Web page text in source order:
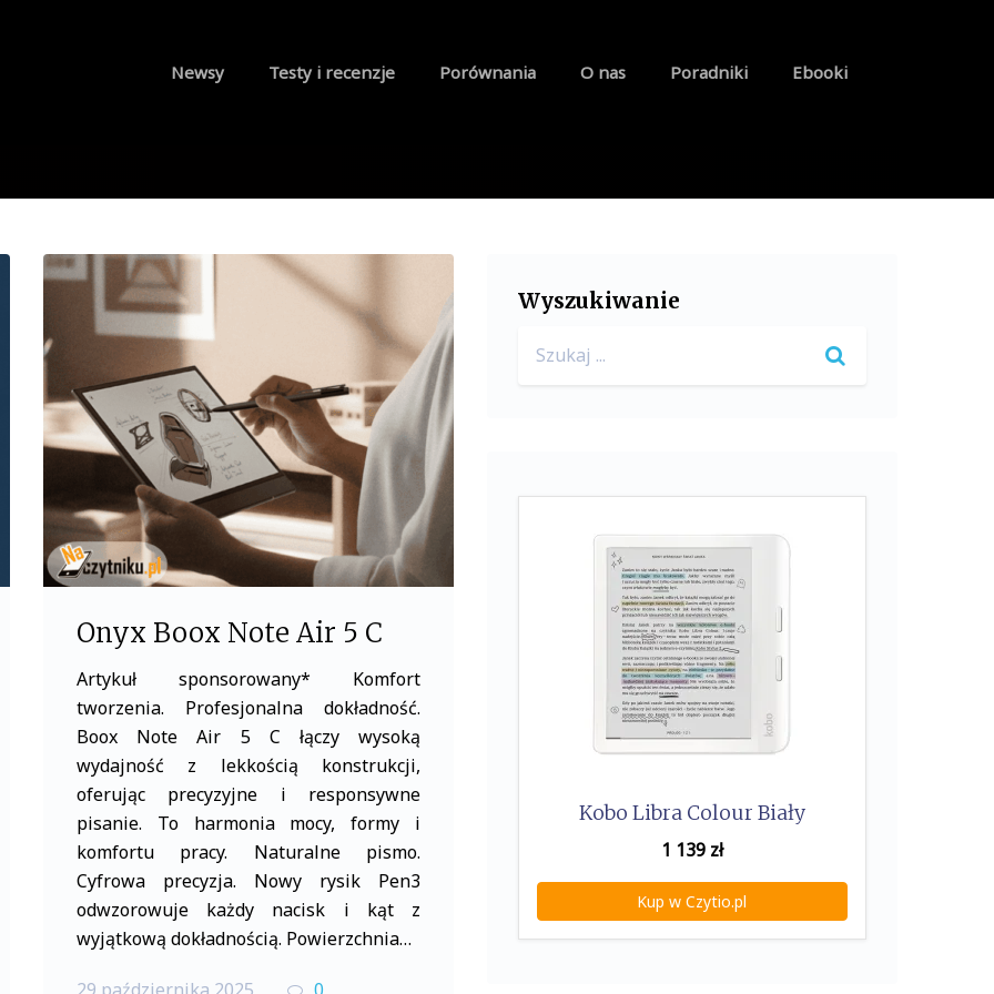
Newsy Testy i recenzje Porównania O nas Poradniki Ebooki
Onyx Boox Note Air 5 C
Artykuł sponsorowany* Komfort
tworzenia. Profesjonalna dokładność.
Boox Note Air 5 C łączy wysoką
wydajność z lekkością konstrukcji,
oferując precyzyjne i responsywne
pisanie. To harmonia mocy, formy i
komfortu pracy. Naturalne pismo.
Cyfrowa precyzja. Nowy rysik Pen3
odwzorowuje każdy nacisk i kąt z
wyjątkową dokładnością. Powierzchnia…
Wyszukiwanie
for:
Kobo Libra Colour Biały
1 139zł
Kup w Czytio.pl